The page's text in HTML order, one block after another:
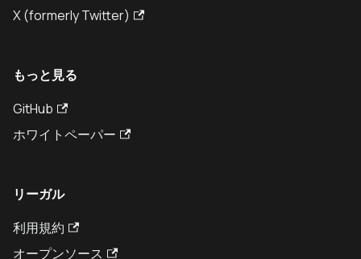
X (formerly Twitter)
もっと見る
GitHub
ホワイトペーパー
リーガル
利用規約
オープンソース